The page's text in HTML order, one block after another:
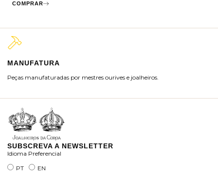
COMPRAR
MANUFATURA
Peças manufaturadas por mestres ourives e joalheiros.
SUBSCREVA A NEWSLETTER
Idioma Preferencial
PT
EN